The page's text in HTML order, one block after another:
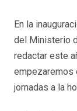
En la
del Ministerio
redactar este
empezaremos
jornadas a la